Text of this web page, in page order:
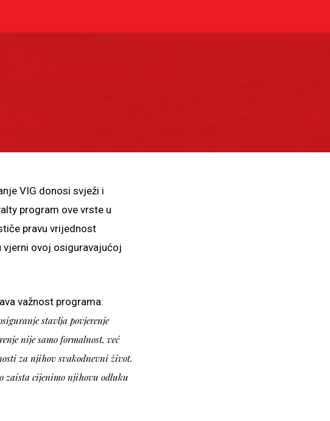
VIG donosi svježi i
program ove vrste u
pravu vrijednost
ovoj osiguravajućoj
važnost programa:
stavlja povjerenje
nije samo formalnost, već
za njihov svakodnevni život.
zaista cijenimo njihovu odluku